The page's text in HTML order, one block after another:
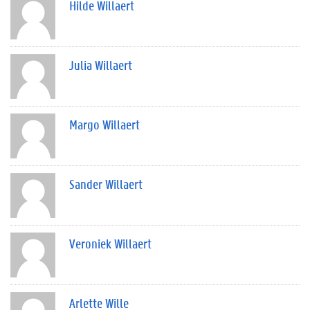
Hilde Willaert
Julia Willaert
Margo Willaert
Sander Willaert
Veroniek Willaert
Arlette Wille